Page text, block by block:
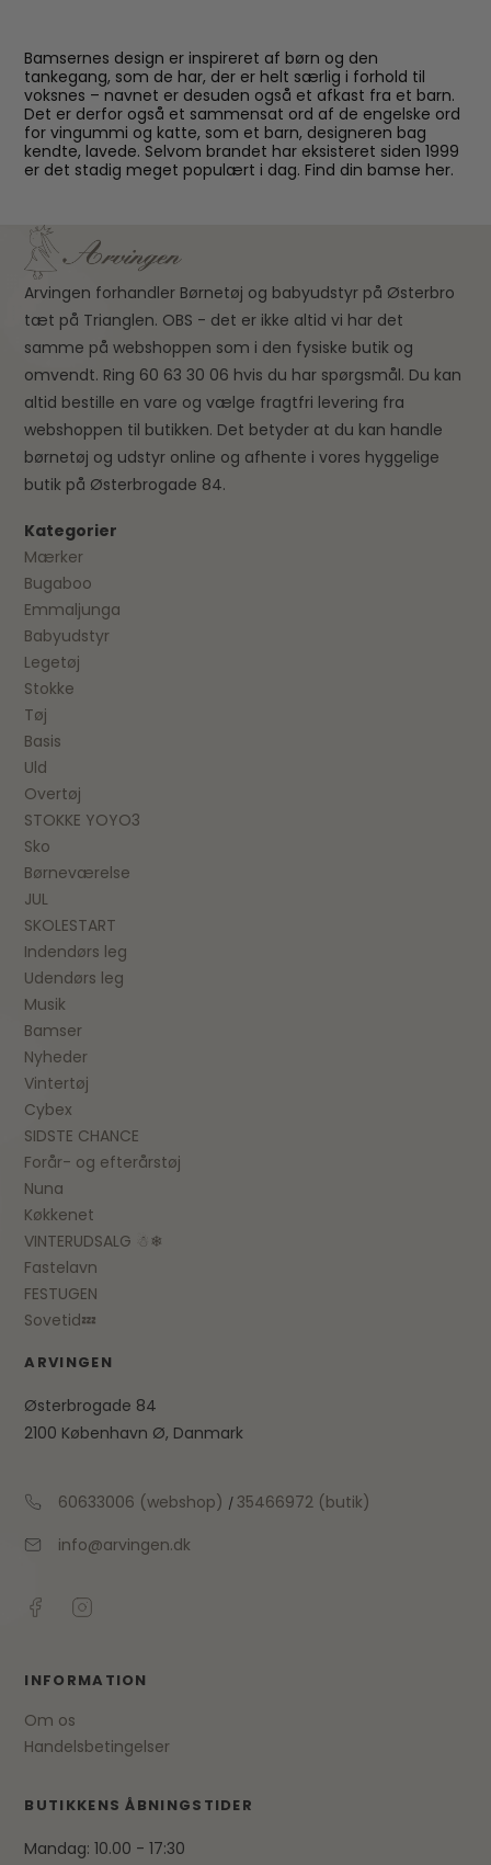
Bamsernes design er inspireret af børn og den
tankegang, som de har, der er helt særlig i forhold til
voksnes – navnet er desuden også et afkast fra et barn.
Det er derfor også et sammensat ord af de engelske ord
for vingummi og katte, som et barn, designeren bag
kendte, lavede. Selvom brandet har eksisteret siden 1999
er det stadig meget populært i dag. Find din bamse her.
Arvingen forhandler Børnetøj og babyudstyr på Østerbro
tæt på Trianglen. OBS - det er ikke altid vi har det
samme på webshoppen som i den fysiske butik og
omvendt. Ring 60 63 30 06 hvis du har spørgsmål. Du kan
altid bestille en vare og vælge fragtfri levering fra
webshoppen til butikken. Det betyder at du kan handle
børnetøj og udstyr online og afhente i vores hyggelige
butik på Østerbrogade 84.
Kategorier
Mærker
Bugaboo
Emmaljunga
Babyudstyr
Legetøj
Stokke
Tøj
Basis
Uld
Overtøj
STOKKE YOYO3
Sko
Børneværelse
JUL
SKOLESTART
Indendørs leg
Udendørs leg
Musik
Bamser
Nyheder
Vintertøj
Cybex
SIDSTE CHANCE
Forår- og efterårstøj
Nuna
Køkkenet
VINTERUDSALG ☃❄
Fastelavn
FESTUGEN
Sovetid💤
ARVINGEN
Østerbrogade 84
2100 København Ø, Danmark
60633006 (webshop) /35466972 (butik)
info@arvingen.dk
INFORMATION
Om os
Handelsbetingelser
BUTIKKENS ÅBNINGSTIDER
Mandag: 10.00 - 17:30